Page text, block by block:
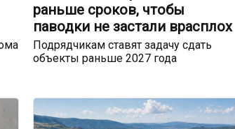
раньше сроков, чтобы
паводки не застали врасплох
Подрядчикам ставят задачу сдать
объекты раньше 2027 года